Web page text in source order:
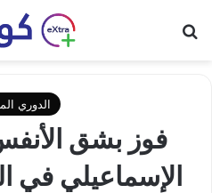
الدوري
فوز بشق
الإسماعيلي في